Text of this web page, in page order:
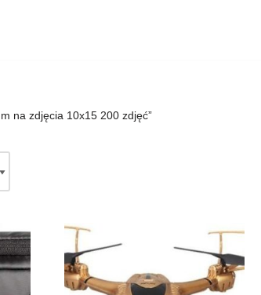
na zdjęcia 10x15 200 zdjęć”